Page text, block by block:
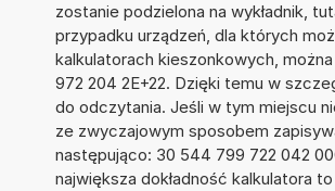
zostanie podzielona na wykładnik,
przypadku urządzeń, dla których
kalkulatorach kieszonkowych,
972 204 2E+22. Dzięki temu w
do odczytania. Jeśli w tym miejscu
ze zwyczajowym sposobem
następująco: 30 544 799 722 042
największa dokładność kalkulatora